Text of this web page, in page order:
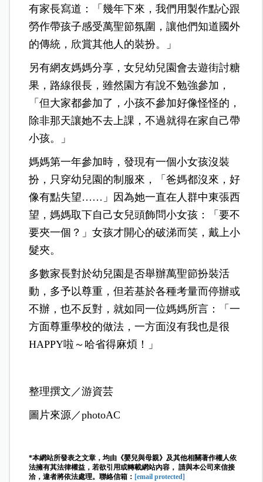
有家長寫道：「幾年下來，我們用製作點心跟
勞作帶孩子感受萬聖節氛圍，讓他們知道國外
的傳統，欣賞其他人的裝扮。」
另有網友媽媽分享，女兒幼兒園會去遊街討糖
果，路線很長，雖然園方有說不勉強參加，
「但大家都參加了，小孩不參加好像怪怪的，
除非那天讓她不去上課，不過就得在家自己帶
小孩。」
媽媽第一年參加時，發現有一個小女孩沒裝
扮，只穿幼兒園的制服來，「爸媽都沒來，好
像有點失望……」因為她一直在人群中東張西
望，媽媽取下自己女兒頭飾問小女孩：「要不
要夾一個？」女孩才開心的破涕而笑，戴上小
髮夾。
多數家長對於幼兒園是否舉辦萬聖節扮裝活
動，多予以尊重，但若基於各種考量而停辦或
不辦，也不反對，就如同一位媽媽所言：「一
方面尊重學校的做法，一方面沒有我也是很
HAPPY啦～哈省得麻煩！」
整理撰文／游資芸
圖片來源／photoAC
*本網站所發表之文章，均由《嬰兒與母親》及其他相關著作權人依
法擁有其法律權益，若欲引用或轉載網站內容， 請與本公司來信接
洽，違者將依法處理。聯絡信箱： [email protected]